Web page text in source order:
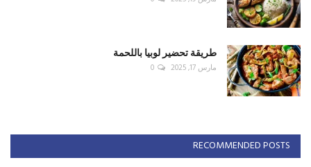
طريقة تحضير لوبيا باللحمة
مارس 17, 2025 0
RECOMMENDED POSTS